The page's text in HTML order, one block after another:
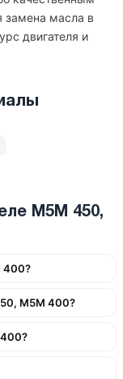
замена масла в
двигателя и
M5M 450,
400?
M5M 400?